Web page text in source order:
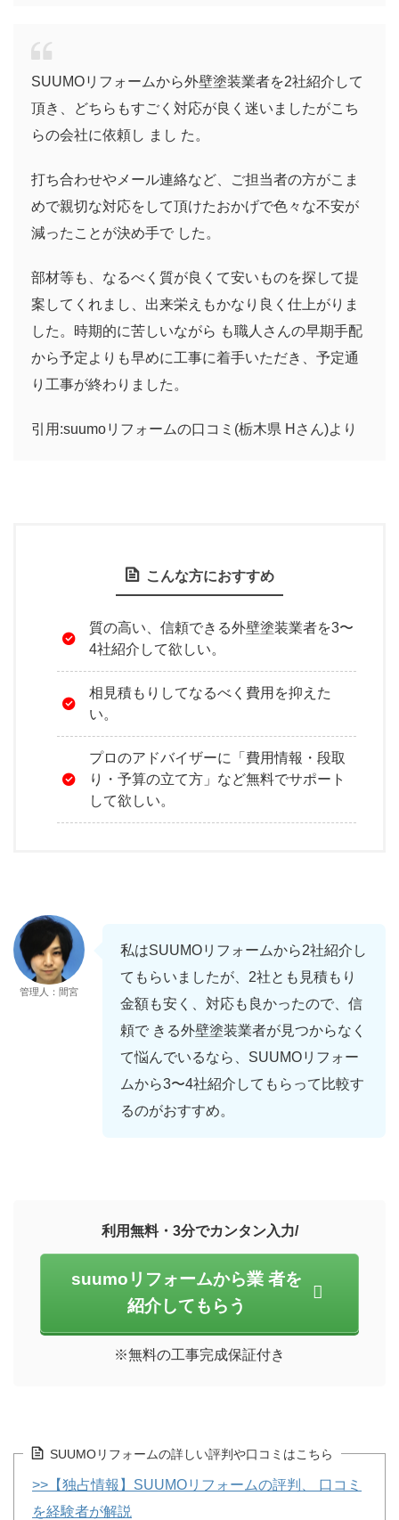
SUUMOリフォームから外壁塗装業者を2社紹介して
頂き、どちらもすごく対応が良く迷いましたがこち
らの会社に依頼し まし た。
打ち合わせやメール連絡など、ご担当者の方がこま
めで親切な対応をして頂けたおかげで色々な不安が
減ったことが決め手で した。
部材等も、なるべく質が良くて安いものを探して提
案してくれまし、出来栄えもかなり良く仕上がりま
した。時期的に苦しいながら も職人さんの早期手配
から予定よりも早めに工事に着手いただき、予定通
り工事が終わりました。
引用:suumoリフォームの口コミ(栃木県 Hさん)より
こんな方におすすめ
質の高い、信頼できる外壁塗装業者を3〜
4社紹介して欲しい。
相見積もりしてなるべく費用を抑えた
い。
プロのアドバイザーに「費用情報・段取
り・予算の立て方」など無料でサポート
して欲しい。
管理人：間宮
私はSUUMOリフォームから2社紹介し
てもらいましたが、2社とも見積もり
金額も安く、対応も良かったので、信
頼で きる外壁塗装業者が見つからなく
て悩んでいるなら、SUUMOリフォー
ムから3〜4社紹介してもらって比較す
るのがおすすめ。
利用無料・3分でカンタン入力/
suumoリフォームから業 者を
紹介してもらう
※無料の工事完成保証付き
SUUMOリフォームの詳しい評判や口コミはこちら
>>【独占情報】SUUMOリフォームの評判、 口コミ
を経験者が解説